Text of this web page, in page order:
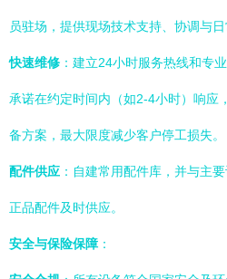
员驻场，提供现场技术支持、协调与日
快速维修 ：建立24小时服务热线和专
承诺在约定时间内（如2-4小时）响应
备方案，最大限度减少客户停工损失。
配件供应 ：自建常用配件库，并与主
正品配件及时供应。
安全与保险保障 ：